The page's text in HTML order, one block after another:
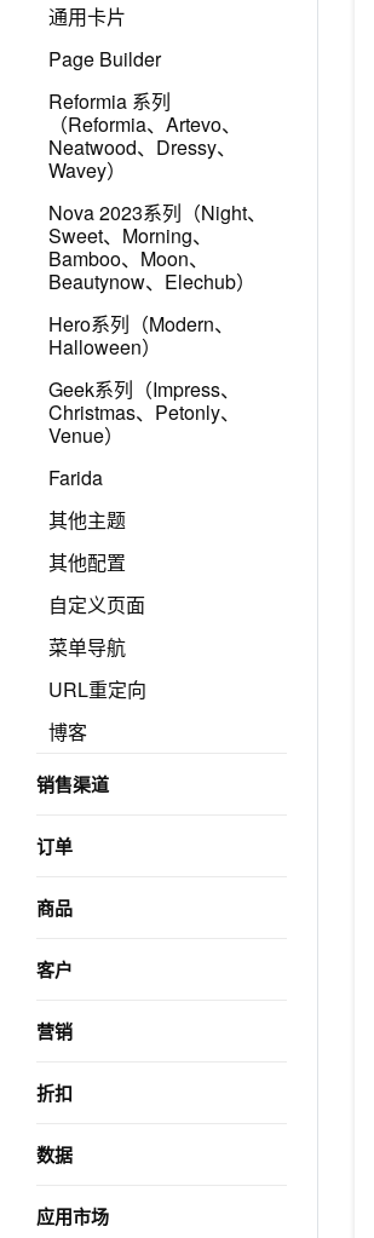
通用卡片
Page Builder
Reformia 系列
（Reformia、Artevo、
Neatwood、Dressy、
Wavey）
Nova 2023系列（Night、
Sweet、Morning、
Bamboo、Moon、
Beautynow、Elechub）
Hero系列（Modern、
Halloween）
Geek系列（Impress、
Christmas、Petonly、
Venue）
Farida
其他主题
其他配置
自定义页面
菜单导航
URL重定向
博客
销售渠道
订单
商品
客户
营销
折扣
数据
应用市场